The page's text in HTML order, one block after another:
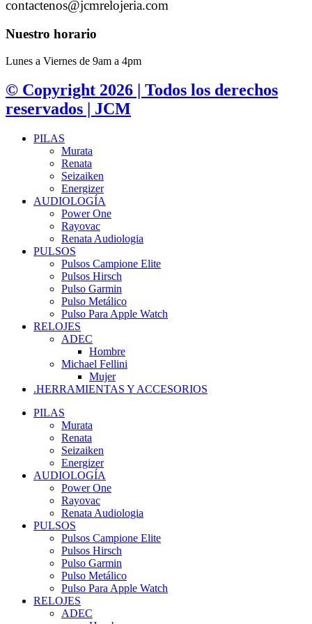
contactenos@jcmrelojeria.com
Nuestro horario
Lunes a Viernes de 9am a 4pm
© Copyright 2026 | Todos los derechos
reservados | JCM
PILAS
Murata
Renata
Seizaiken
Energizer
AUDIOLOGÍA
Power One
Rayovac
Renata Audiologia
PULSOS
Pulsos Campione Elite
Pulsos Hirsch
Pulso Garmin
Pulso Metálico
Pulso Para Apple Watch
RELOJES
ADEC
Hombre
Michael Fellini
Mujer
.HERRAMIENTAS Y ACCESORIOS
PILAS
Murata
Renata
Seizaiken
Energizer
AUDIOLOGÍA
Power One
Rayovac
Renata Audiologia
PULSOS
Pulsos Campione Elite
Pulsos Hirsch
Pulso Garmin
Pulso Metálico
Pulso Para Apple Watch
RELOJES
ADEC